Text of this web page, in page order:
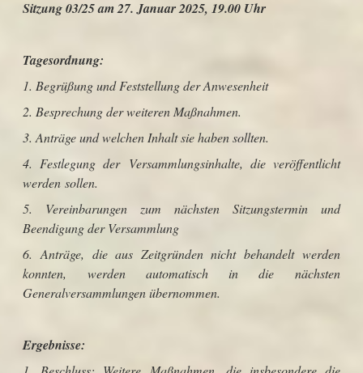
Sitzung 03/25 am 27. Januar 2025, 19.00 Uhr
Tagesordnung:
1. Begrüßung und Feststellung der Anwesenheit
2. Besprechung der weiteren Maßnahmen.
3. Anträge und welchen Inhalt sie haben sollten.
4. Festlegung der Versammlungsinhalte, die veröffentlicht
werden sollen.
5. Vereinbarungen zum nächsten Sitzungstermin und
Beendigung der Versammlung
6. Anträge, die aus Zeitgründen nicht behandelt werden
konnten, werden automatisch in die nächsten
Generalversammlungen übernommen.
Ergebnisse: